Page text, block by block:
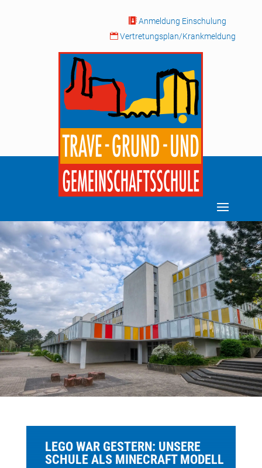
 Anmeldung Einschulung
 Vertretungsplan/Krankmeldung
LEGO WAR GESTERN: UNSERE
SCHULE ALS MINECRAFT MODELL